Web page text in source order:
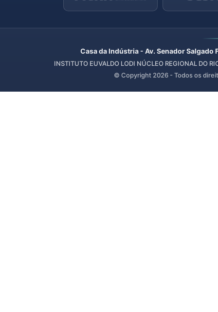
Casa da Indústria - Av. Senador
INSTITUTO EUVALDO LODI NÚCLEO REGIONAL DO
© Copyright 2026 - Todos os